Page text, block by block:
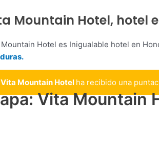
Mountain Hotel, hotel
Hotel es Inigualable hotel en
Vita Mountain Hotel ha recibido una
Vita Mountain